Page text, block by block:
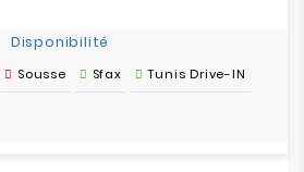
Disponibilité
Sousse Sfax Tunis Drive-IN